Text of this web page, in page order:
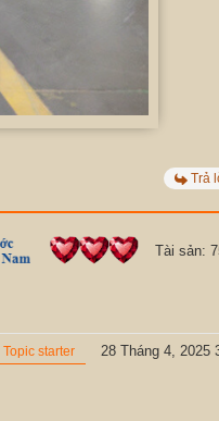
Trả
Tài sản:
Topic starter 28 Tháng 4, 2025